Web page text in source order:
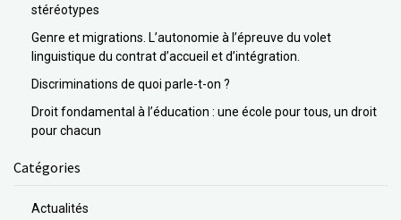
stéréotypes
Genre et migrations. L’autonomie à l’épreuve du volet
linguistique du contrat d’accueil et d’intégration.
Discriminations de quoi parle-t-on ?
Droit fondamental à l’éducation : une école pour tous, un droit
pour chacun
Catégories
Actualités